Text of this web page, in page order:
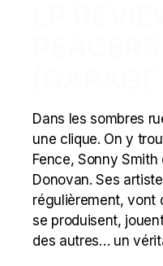
Dans les sombres
une clique. On y
Fence, Sonny
Donovan. Ses
régulièrement, vont
se produisent,
des autres… un